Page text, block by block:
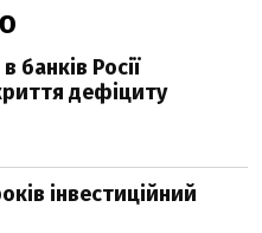
банків Росії
дефіциту
інвестиційний